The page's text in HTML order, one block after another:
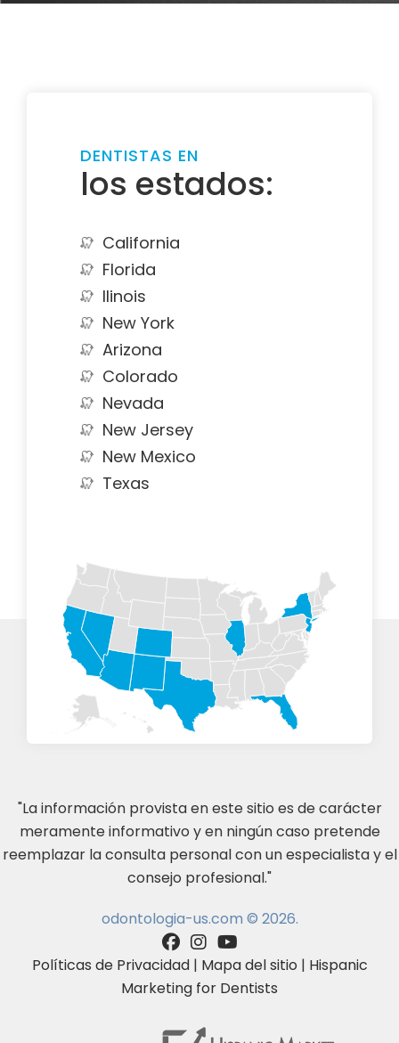
DENTISTAS EN
los estados:
California
Florida
Ilinois
New York
Arizona
Colorado
Nevada
New Jersey
New Mexico
Texas
"La información provista en este sitio es de carácter
meramente informativo y en ningún caso pretende
reemplazar la consulta personal con un especialista y el
consejo profesional."
odontologia-us.com © 2026.
Políticas de Privacidad| Mapa del sitio | Hispanic
Marketing for Dentists